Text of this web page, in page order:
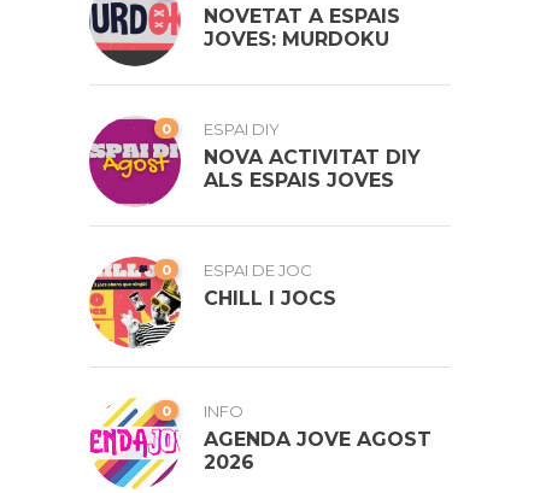
NOVETAT A ESPAIS
JOVES: MURDOKU
0 ESPAI DIY
NOVA ACTIVITAT DIY
ALS ESPAIS JOVES
0 ESPAI DE JOC
CHILL I JOCS
0 INFO
AGENDA JOVE AGOST
2026